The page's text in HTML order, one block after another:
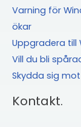
Varning för
ökar
Uppgradera till
Vill du bli
Skydda sig
Kontakt.